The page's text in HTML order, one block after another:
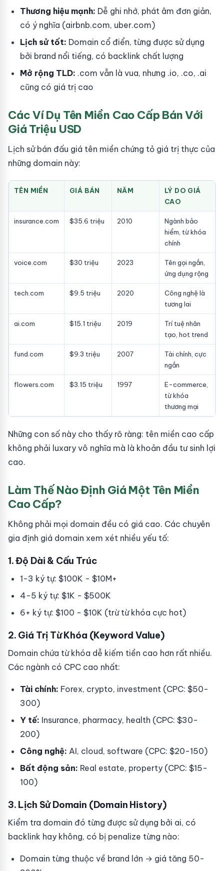
Thương hiệu mạnh: Dễ ghi nhớ, phát âm đơn giản,
có ý nghĩa (airbnb.com, uber.com)
Lịch sử tốt: Domain cổ điển, từng được sử dụng
bởi brand nổi tiếng, có backlink chất lượng
Mở rộng TLD: .com vẫn là vua, nhưng .io, .co, .ai
cũng có giá trị cao
Các Ví Dụ Tên Miền Cao Cấp Bán Với
Giá Triệu USD
Lịch sử bán đấu giá tên miền chứng tỏ giá trị thực của
những domain này:
TÊN MIỀN GIÁ BÁN NĂM
LÝ DO GIÁ
CAO
insurance.com $35.6 triệu 2010
Ngành bảo
hiểm, từ khóa
chính
voice.com $30 triệu 2023
Tên gọi ngắn,
ứng dụng rộng
tech.com $9.5 triệu 2020
Công nghệ là
tương lai
ai.com $15.1 triệu 2019
Trí tuệ nhân
tạo, hot trend
fund.com $9.3 triệu 2007
Tài chính, cực
ngắn
flowers.com $3.15 triệu 1997
E-commerce,
từ khóa
thương mại
Những con số này cho thấy rõ ràng: tên miền cao cấp
không phải luxary vô nghĩa mà là khoản đầu tư sinh lợi
cao.
Làm Thế Nào Định Giá Một Tên Miền
Cao Cấp?
Không phải mọi domain đều có giá cao. Các chuyên
gia định giá domain xem xét nhiều yếu tố:
1. Độ Dài & Cấu Trúc
1-3 ký tự: $100K - $10M+
4-5 ký tự: $1K - $500K
6+ ký tự: $100 - $10K (trừ từ khóa cực hot)
2. Giá Trị Từ Khóa (Keyword Value)
Domain chứa từ khóa dễ kiếm tiền cao hơn rất nhiều.
Các ngành có CPC cao nhất:
Tài chính: Forex, crypto, investment (CPC: $50-
300)
Y tế: Insurance, pharmacy, health (CPC: $30-
200)
Công nghệ: AI, cloud, software (CPC: $20-150)
Bất động sản: Real estate, property (CPC: $15-
100)
3. Lịch Sử Domain (Domain History)
Kiểm tra domain đó từng được sử dụng bởi ai, có
backlink hay không, có bị penalize từng nào:
Domain từng thuộc về brand lớn → giá tăng 50-